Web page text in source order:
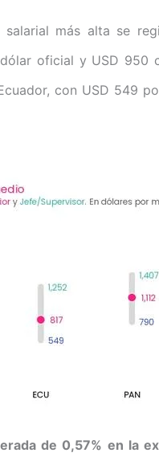
más alta se
oficial y USD 950
con USD 549
de 0,57% en la